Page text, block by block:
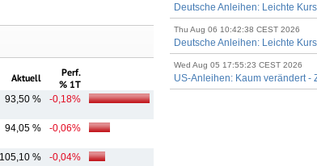
Aktuell
Perf.
% 1T
93,50 % -0,18%
94,05 % -0,06%
105,10 % -0,04%
Deutsche Anleihen: Leichte
Thu Aug 06 10:42:38 CEST 2026
Deutsche Anleihen: Leichte
Wed Aug 05 17:55:23 CEST 2026
US-Anleihen: Kaum verändert -